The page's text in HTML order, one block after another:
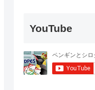
YouTube